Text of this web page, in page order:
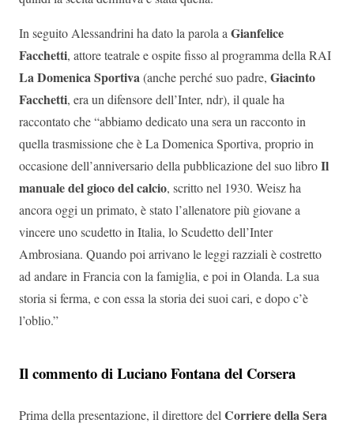
In seguito Alessandrini ha dato la parola a Gianfelice
Facchetti, attore teatrale e ospite fisso al programma della RAI
La Domenica Sportiva(anche perché suo padre, Giacinto
Facchetti, era un difensore dell’Inter, ndr), il quale ha
raccontato che “abbiamo dedicato una sera un racconto in
quella trasmissione che è La Domenica Sportiva, proprio in
occasione dell’anniversario della pubblicazione del suo libroIl
manuale del gioco del calcio, scritto nel 1930. Weisz ha
ancora oggi un primato, è stato l’allenatore più giovane a
vincere uno scudetto in Italia, lo Scudetto dell’Inter
Ambrosiana. Quando poi arrivano le leggi razziali è costretto
ad andare in Francia con la famiglia, e poi in Olanda. La sua
storia si ferma, e con essa la storia dei suoi cari, e dopo c’è
l’oblio.”
Il commento di Luciano Fontana del Corsera
Prima della presentazione, il direttore del Corriere della Sera